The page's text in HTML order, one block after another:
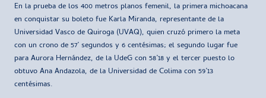
En la prueba de los 400 metros planos femenil, la primera michoacana
en conquistar su boleto fue Karla Miranda, representante de la
Universidad Vasco de Quiroga (UVAQ), quien cruzó primero la meta
con un crono de 57’ segundos y 6 centésimas; el segundo lugar fue
para Aurora Hernández, de la UdeG con 58’18 y el tercer puesto lo
obtuvo Ana Andazola, de la Universidad de Colima con 59’13
centésimas.